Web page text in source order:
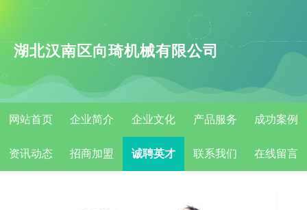
湖北汉南区向琦机械有限公司
网站首页 企业简介 企业文化 产品服务 成功案例
资讯动态 招商加盟 诚聘英才 联系我们 在线留言